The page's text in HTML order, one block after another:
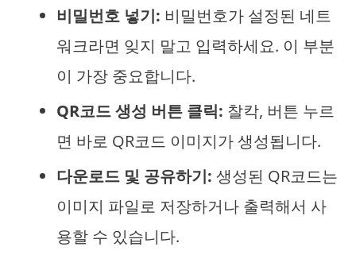
비밀번호 넣기: 비밀번호가 설정된 네트
워크라면 잊지 말고 입력하세요. 이 부분
이 가장 중요합니다.
QR코드 생성 버튼 클릭: 찰칵, 버튼 누르
면 바로 QR코드 이미지가 생성됩니다.
다운로드 및 공유하기: 생성된 QR코드는
이미지 파일로 저장하거나 출력해서 사
용할 수 있습니다.